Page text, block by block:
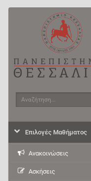
Αναζήτηση
Επιλογές Μαθήματος
Ανακοινώσεις
Ασκήσεις